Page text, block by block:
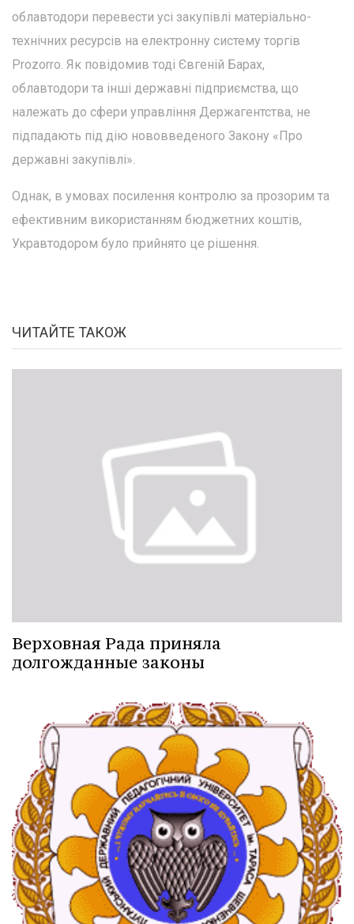
облавтодори перевести усі закупівлі матеріально-
технічних ресурсів на електронну систему торгів
Prozorro. Як повідомив тоді Євгеній Барах,
облавтодори та інші державні підприємства, що
належать до сфери управління Держагентства, не
підпадають під дію нововведеного Закону «Про
державні закупівлі».
Однак, в умовах посилення контролю за прозорим та
ефективним використанням бюджетних коштів,
Укравтодором було прийнято це рішення.
ЧИТАЙТЕ ТАКОЖ
Верховная Рада приняла
долгожданные законы